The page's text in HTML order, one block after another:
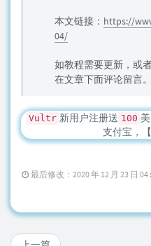
本文链接： https://
04/
如教程需要更新，或
在文章下面评论留言。
Vultr 新用户注册送 100
支付宝，【
最后修改：2020 年 12 月 23 日 04